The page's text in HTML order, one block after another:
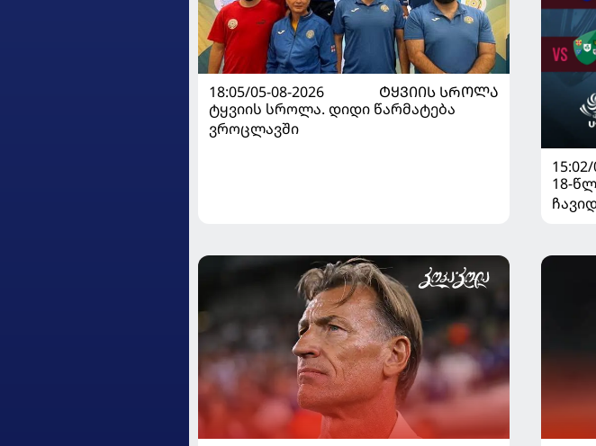
18:05/05-08-2026
ᲢᲧᲕᲘᲘᲡ ᲡᲠᲝᲚᲐ
ტყვიის სროლა. დიდი წარმატება
ვროცლავში
18-